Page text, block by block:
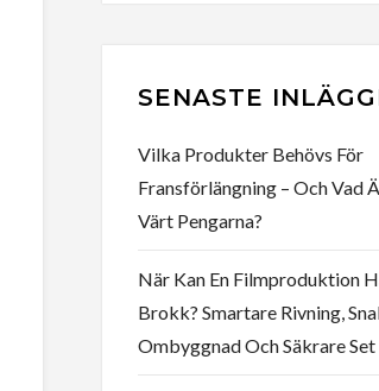
SENASTE
Vilka Produkter Behövs För
Fransförlängning – Och Vad
Värt Pengarna?
När Kan En Filmproduktion
Brokk? Smartare Rivning,
Ombyggnad Och Säkrare Set